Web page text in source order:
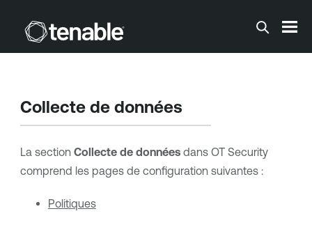
Passer au contenu principal
Collecte de données
La section Collecte de donnéesdans OT Security
comprend les pages de configuration suivantes :
Politiques